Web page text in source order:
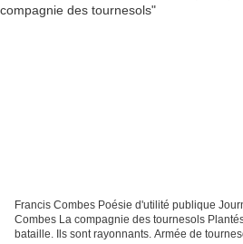
Francis Combes Poésie d'utilité publique
Combes La compagnie des tournesols
bataille. Ils sont rayonnants. Armée de